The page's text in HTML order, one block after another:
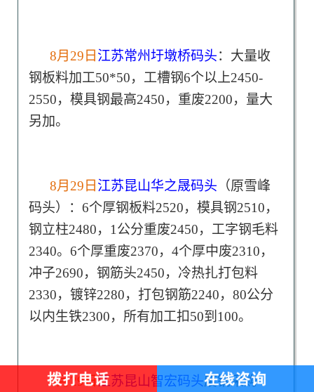
8月29日 江苏常州圩墩桥码头：大量收
钢板料加工50*50，工槽钢6个以上2450-
2550，模具钢最高2450，重废2200，量大
另加。
8月29日 江苏昆山华之晟码头 （原雪峰
码头）：6个厚钢板料2520，模具钢2510，
钢立柱2480，1公分重废2450，工字钢毛料
2340。6个厚重废2370，4个厚中废2310，
冲子2690，钢筋头2450，冷热扎打包料
2330，镀锌2280，打包钢筋2240，80公分
以内生铁2300，所有加工扣50到100。
8月29日江苏昆山智宏码头废钢采购